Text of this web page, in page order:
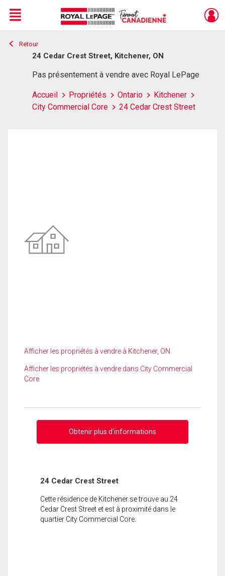
Live
En Direct
Menu
Retour
24 Cedar Crest Street, Kitchener, ON
Pas présentement à vendre avec Royal LePage
Accueil Propriétés Ontario
Kitchener
City Commercial Core
24 Cedar Crest Street
Afficher les propriétés à vendre à Kitchener, ON
Afficher les propriétés à vendre dans City Commercial
Core
Obtenir plus d'informations
24 Cedar Crest Street
Cette résidence de Kitchener se trouve au 24
Cedar Crest Street et est à proximité dans le
quartier City Commercial Core.